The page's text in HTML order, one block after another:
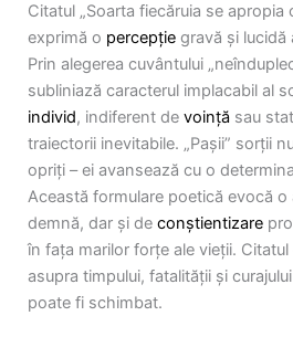
Citatul „Soarta fiecăruia se apropia
exprimă o percepție gravă și lucidă
Prin alegerea cuvântului
subliniază caracterul implacabil al
individ, indiferent de voință sau
traiectorii inevitabile. „Pașii” sorții
opriți – ei avansează cu o
Această formulare poetică evocă
demnă, dar și de conștientizare
în fața marilor forțe ale vieții.
asupra timpului, fatalității și
poate fi schimbat.